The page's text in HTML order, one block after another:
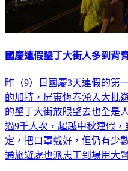
國慶連假墾丁大街人多到
昨（9）日國慶3天連假的第
的加持，屏東恆春湧入大批
的墾丁大街放眼望去也全是
過9千人次，超越中秋連假
定，把口罩戴好，但仍有少
通旅遊處也派志工到場用大